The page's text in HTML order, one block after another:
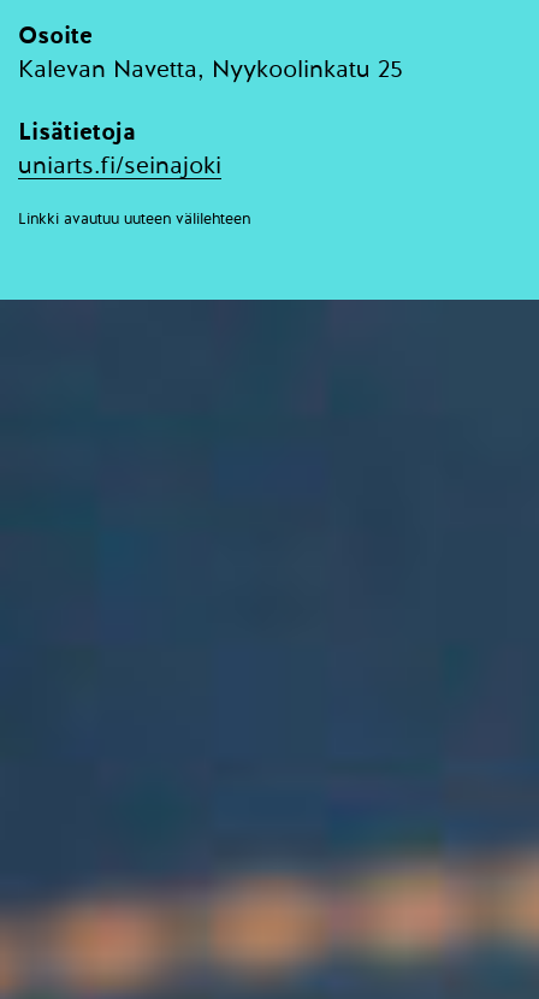
Osoite
Kalevan Navetta, Nyykoolinkatu 25
Lisätietoja
uniarts.fi/seinajoki
Linkki avautuu uuteen välilehteen